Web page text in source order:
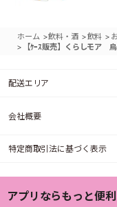
ホーム >飲料・酒 >飲料 >
> 【ｹｰｽ販売】くらしモア
配送エリア
会社概要
特定商取引法に基づく表示
アプリならもっと便